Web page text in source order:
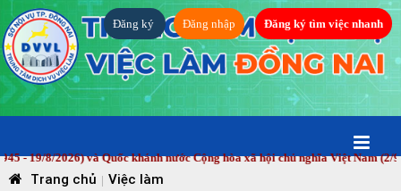
Đăng ký Đăng nhập Đăng ký tìm việc nhanh
8/2026) và Quốc khánh nước Cộng hòa xã hội chủ nghĩa Việt Nam (2/9/
Trang chủ | Việc làm